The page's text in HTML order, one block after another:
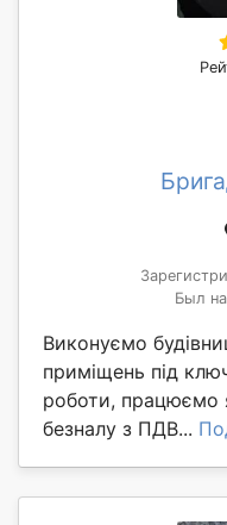
Был
Виконуємо
приміщень під
роботи, працюємо
безналу з ПДВ...